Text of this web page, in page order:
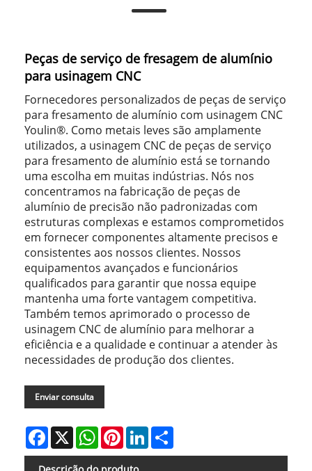
Peças de serviço de fresagem de alumínio
para usinagem CNC
Fornecedores personalizados de peças de serviço
para fresamento de alumínio com usinagem CNC
Youlin®. Como metais leves são amplamente
utilizados, a usinagem CNC de peças de serviço
para fresamento de alumínio está se tornando
uma escolha em muitas indústrias. Nós nos
concentramos na fabricação de peças de
alumínio de precisão não padronizadas com
estruturas complexas e estamos comprometidos
em fornecer componentes altamente precisos e
consistentes aos nossos clientes. Nossos
equipamentos avançados e funcionários
qualificados para garantir que nossa equipe
mantenha uma forte vantagem competitiva.
Também temos aprimorado o processo de
usinagem CNC de alumínio para melhorar a
eficiência e a qualidade e continuar a atender às
necessidades de produção dos clientes.
Enviar consulta
Facebook
X WhatsAppPinterestLinkedIn